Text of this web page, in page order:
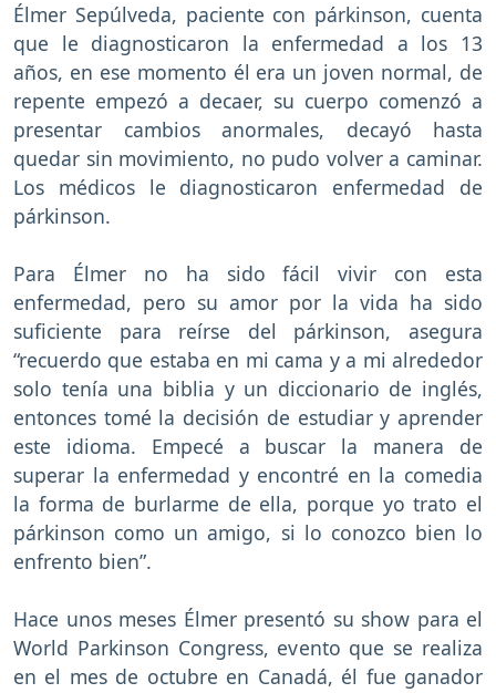
Élmer Sepúlveda, paciente con párkinson, cuenta
que le diagnosticaron la enfermedad a los 13
años, en ese momento él era un joven normal, de
repente empezó a decaer, su cuerpo comenzó a
presentar cambios anormales, decayó hasta
quedar sin movimiento, no pudo volver a caminar.
Los médicos le diagnosticaron enfermedad de
párkinson.
Para Élmer no ha sido fácil vivir con esta
enfermedad, pero su amor por la vida ha sido
suficiente para reírse del párkinson, asegura
“recuerdo que estaba en mi cama y a mi alrededor
solo tenía una biblia y un diccionario de inglés,
entonces tomé la decisión de estudiar y aprender
este idioma. Empecé a buscar la manera de
superar la enfermedad y encontré en la comedia
la forma de burlarme de ella, porque yo trato el
párkinson como un amigo, si lo conozco bien lo
enfrento bien”.
Hace unos meses Élmer presentó su show para el
World Parkinson Congress, evento que se realiza
en el mes de octubre en Canadá, él fue ganador